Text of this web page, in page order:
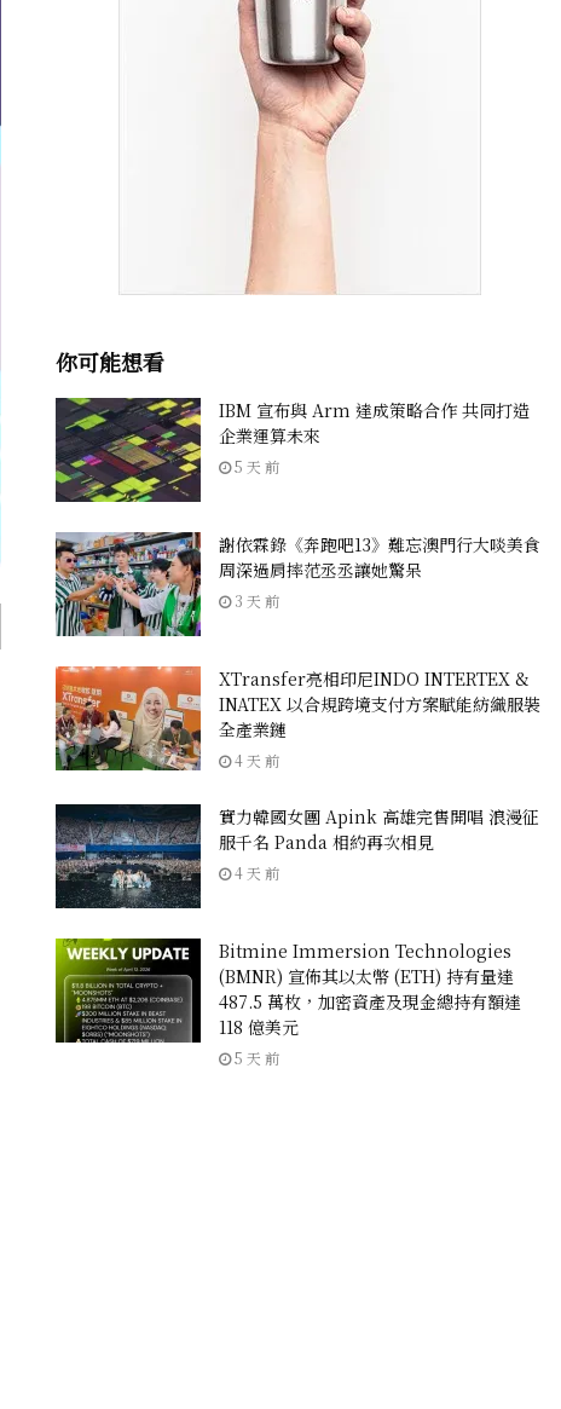
你可能想看
IBM 宣布與 Arm 達成策略合作 共同打造
企業運算未來
5 天 前
謝依霖錄《奔跑吧13》難忘澳門行大啖美食
周深過肩摔范丞丞讓她驚呆
3 天 前
XTransfer亮相印尼INDO INTERTEX &
INATEX 以合規跨境支付方案賦能紡織服裝
全產業鏈
4 天 前
實力韓國女團 Apink 高雄完售開唱 浪漫征
服千名 Panda 相約再次相見
4 天 前
Bitmine Immersion Technologies
(BMNR) 宣佈其以太幣 (ETH) 持有量達
487.5 萬枚，加密資產及現金總持有額達
118 億美元
5 天 前